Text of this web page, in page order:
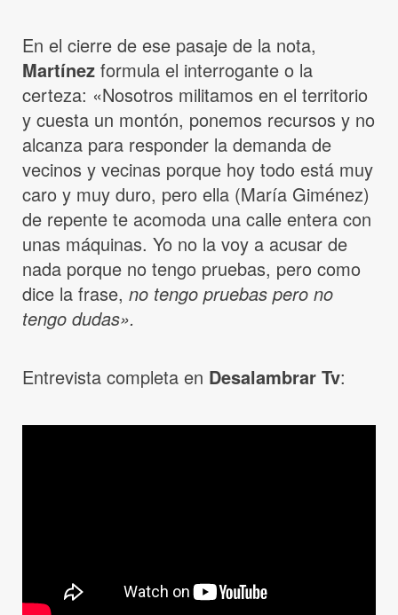
En el cierre de ese pasaje de la nota,
Martínez formula el interrogante o la
certeza: «Nosotros militamos en el territorio
y cuesta un montón, ponemos recursos y no
alcanza para responder la demanda de
vecinos y vecinas porque hoy todo está muy
caro y muy duro, pero ella (María Giménez)
de repente te acomoda una calle entera con
unas máquinas. Yo no la voy a acusar de
nada porque no tengo pruebas, pero como
dice la frase, no tengo pruebas pero no
tengo dudas».
Entrevista completa en Desalambrar Tv: